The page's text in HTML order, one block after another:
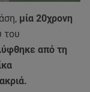
μία 20χρονη
του
από τη